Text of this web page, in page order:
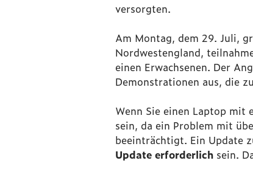
versorgten.
Am Montag, dem 29. Juli,
Nordwestengland,
einen Erwachsenen. Der
Demonstrationen aus, die
Wenn Sie einen Laptop mit
sein, da ein Problem mit
beeinträchtigt. Ein Update
Update erforderlich sein.